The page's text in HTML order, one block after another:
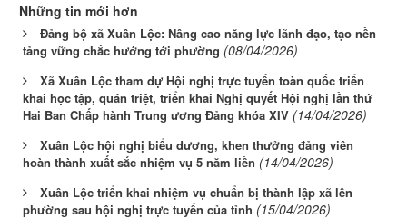
Những tin mới hơn
Đảng bộ xã Xuân Lộc: Nâng cao năng lực lãnh đạo, tạo nền
tảng vững chắc hướng tới phường (08/04/2026)
Xã Xuân Lộc tham dự Hội nghị trực tuyến toàn quốc triển
khai học tập, quán triệt, triển khai Nghị quyết Hội nghị lần thứ
Hai Ban Chấp hành Trung ương Đảng khóa XIV (14/04/2026)
Xuân Lộc hội nghị biểu dương, khen thưởng đảng viên
hoàn thành xuất sắc nhiệm vụ 5 năm liền (14/04/2026)
Xuân Lộc triển khai nhiệm vụ chuẩn bị thành lập xã lên
phường sau hội nghị trực tuyến của tỉnh (15/04/2026)